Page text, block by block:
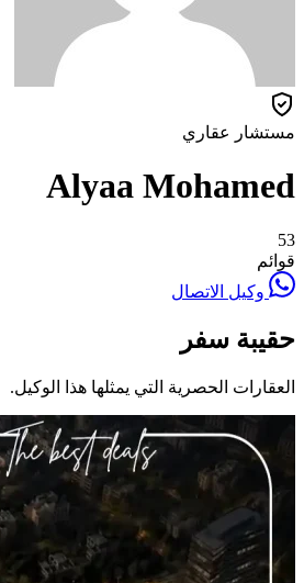
مستشار عقاري
Alyaa Mohamed
53
قوائم
وكيل الاتصال
حقيبة سفر
العقارات الحصرية التي يمثلها هذا الوكيل.